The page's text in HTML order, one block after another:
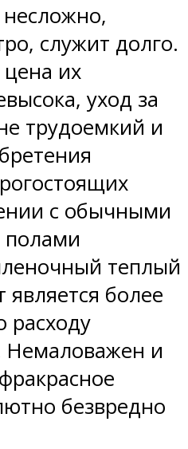
служит долго.
их
уход за
трудоемкий и
с обычными
полами
теплый
более
Немаловажен и
безвредно